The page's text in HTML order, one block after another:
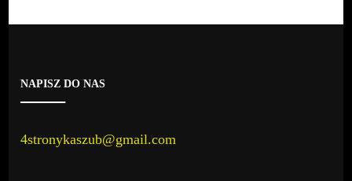
NAPISZ DO NAS
4stronykaszub@gmail.com